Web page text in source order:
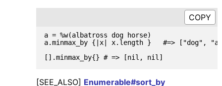
a = %w(albatross dog horse)
a.minmax_by {|x| x.length }   #=> ["dog",
[SEE_ALSO] Enumerable#sort_by